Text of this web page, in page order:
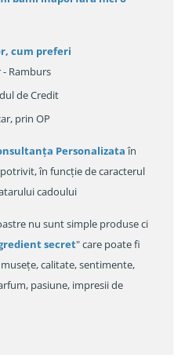
, cum preferi
- Ramburs
de Credit
prin OP
Personalizataîn
în funcție de caracterul
cadoului
nu sunt simple produse ci
secret" care poate fi
calitate, sentimente,
pasiune, impresii de